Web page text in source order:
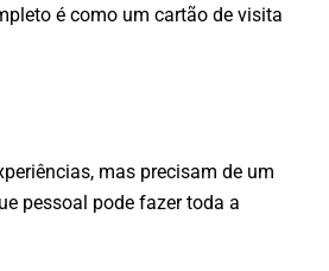
é como um cartão de visita
mas precisam de um
pessoal pode fazer toda a